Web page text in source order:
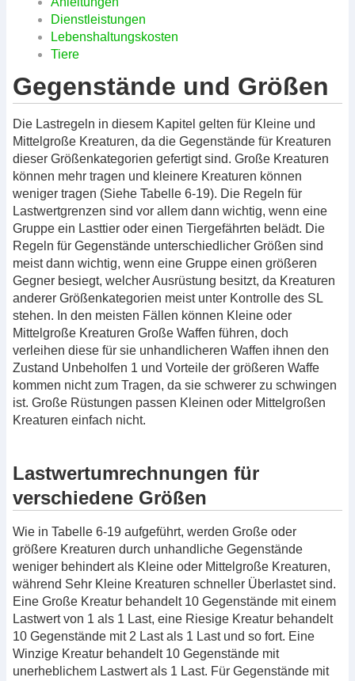
Dienstleistungen
Lebenshaltungskosten
Tiere
Gegenstände und Größen
Die Lastregeln in diesem Kapitel gelten für Kleine und
Mittelgroße Kreaturen, da die Gegenstände für Kreaturen
dieser Größenkategorien gefertigt sind. Große Kreaturen
können mehr tragen und kleinere Kreaturen können
weniger tragen (Siehe Tabelle 6-19). Die Regeln für
Lastwertgrenzen sind vor allem dann wichtig, wenn eine
Gruppe ein Lasttier oder einen Tiergefährten belädt. Die
Regeln für Gegenstände unterschiedlicher Größen sind
meist dann wichtig, wenn eine Gruppe einen größeren
Gegner besiegt, welcher Ausrüstung besitzt, da Kreaturen
anderer Größenkategorien meist unter Kontrolle des SL
stehen. In den meisten Fällen können Kleine oder
Mittelgroße Kreaturen Große Waffen führen, doch
verleihen diese für sie unhandlicheren Waffen ihnen den
Zustand Unbeholfen 1 und Vorteile der größeren Waffe
kommen nicht zum Tragen, da sie schwerer zu schwingen
ist. Große Rüstungen passen Kleinen oder Mittelgroßen
Kreaturen einfach nicht.
Lastwertumrechnungen für
verschiedene Größen
Wie in Tabelle 6-19 aufgeführt, werden Große oder
größere Kreaturen durch unhandliche Gegenstände
weniger behindert als Kleine oder Mittelgroße Kreaturen,
während Sehr Kleine Kreaturen schneller Überlastet sind.
Eine Große Kreatur behandelt 10 Gegenstände mit einem
Lastwert von 1 als 1 Last, eine Riesige Kreatur behandelt
10 Gegenstände mit 2 Last als 1 Last und so fort. Eine
Winzige Kreatur behandelt 10 Gegenstände mit
unerheblichem Lastwert als 1 Last. Für Gegenstände mit